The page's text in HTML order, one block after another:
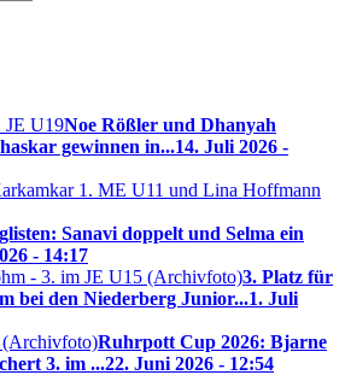
Noe Rößler und Dhanyah
gewinnen in...14. Juli 2026 -
Sanavi doppelt und Selma ein
- 14:17
3. Platz für
bei den Niederberg Junior...1. Juli
Ruhrpott Cup 2026: Bjarne
3. im ...22. Juni 2026 - 12:54